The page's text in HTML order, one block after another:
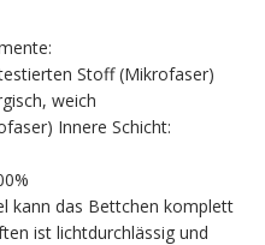
Stoff (Mikrofaser)
weich
Innere Schicht:
kann das Bettchen komplett
ist lichtdurchlässig und